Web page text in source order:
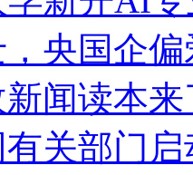
央国企
闻读本
关部门